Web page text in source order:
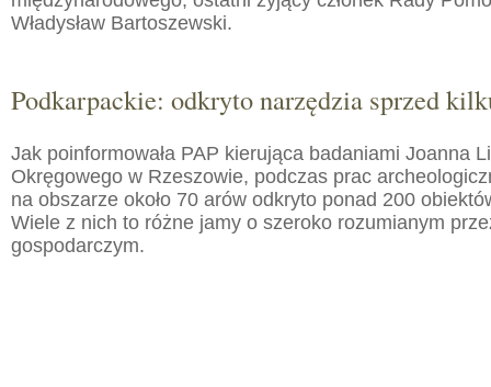
Władysław Bartoszewski.
Podkarpackie: odkryto narzędzia sprzed
Jak poinformowała PAP kierująca badaniami Joanna
Okręgowego w Rzeszowie, podczas prac
na obszarze około 70 arów odkryto ponad 200
Wiele z nich to różne jamy o szeroko rozumianym
gospodarczym.